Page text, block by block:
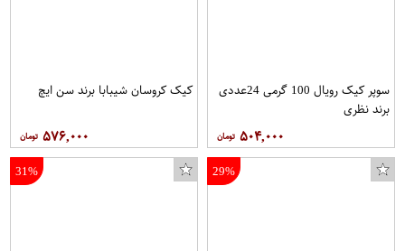
سوپر کیک رویال 100 گرمی 24عددی
برند نظری
۵۰۴,۰۰۰
کیک کروسان شیبابا برند سن ایچ
۵۷۶,۰۰۰
29%
31%